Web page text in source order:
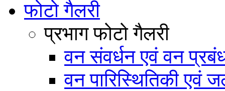
फोटो गैलरी
प्रभाग फोटो गैलरी
वन संवर्धन एवं वन
वन पारिस्थितिकी एवं